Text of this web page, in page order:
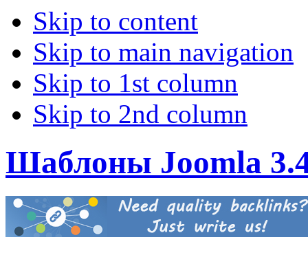
Skip to content
Skip to main navigation
Skip to 1st column
Skip to 2nd column
Шаблоны Joomla